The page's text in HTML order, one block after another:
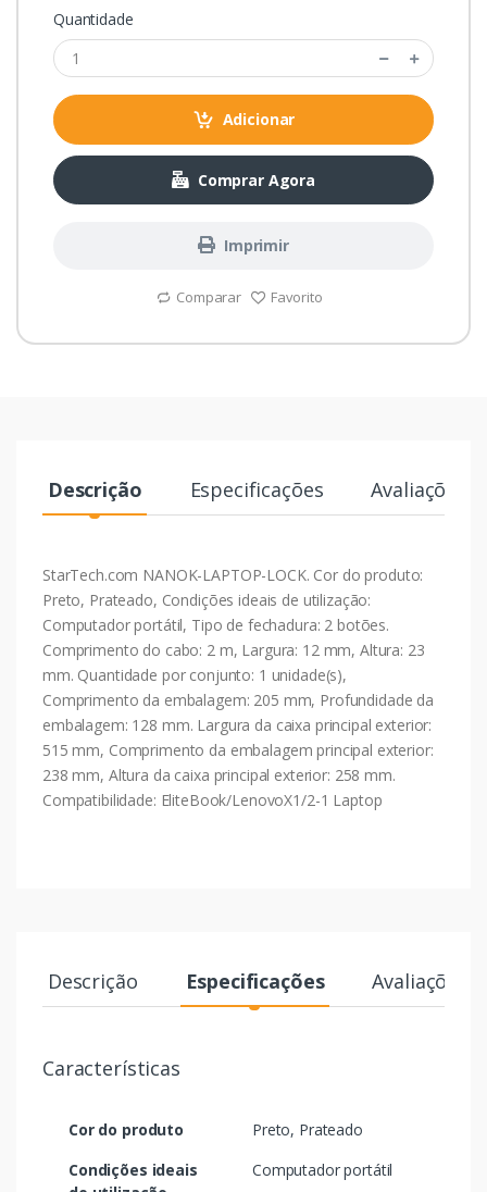
Quantidade
Adicionar
Comprar Agora
Imprimir
Comparar Favorito
Descrição Especificações Avaliações
StarTech.com NANOK-LAPTOP-LOCK. Cor do produto:
Preto, Prateado, Condições ideais de utilização:
Computador portátil, Tipo de fechadura: 2 botões.
Comprimento do cabo: 2 m, Largura: 12 mm, Altura: 23
mm. Quantidade por conjunto: 1 unidade(s),
Comprimento da embalagem: 205 mm, Profundidade da
embalagem: 128 mm. Largura da caixa principal exterior:
515 mm, Comprimento da embalagem principal exterior:
238 mm, Altura da caixa principal exterior: 258 mm.
Compatibilidade: EliteBook/LenovoX1/2-1 Laptop
Descrição Especificações Avaliações
Características
Cor do produto
Preto, Prateado
Condições ideais
Computador portátil